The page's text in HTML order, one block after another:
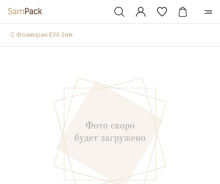
Фоамиран EVA 1мм